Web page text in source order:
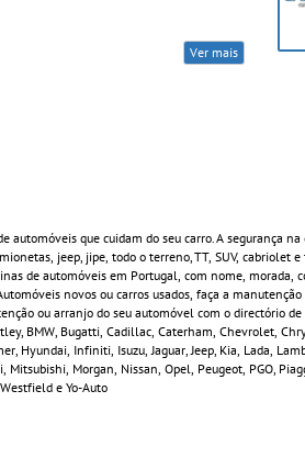
Ver mais
automóveis que cuidam do seu carro. A segurança
jeep, jipe, todo o terreno, TT, SUV,
de automóveis em Portugal, com nome, morada,
novos ou carros usados, faça a
ou arranjo do seu automóvel com o directório
BMW, Bugatti, Cadillac, Caterham, Chevrolet,
Hyundai, Infiniti, Isuzu, Jaguar, Jeep, Kia, Lada,
Mitsubishi, Morgan, Nissan, Opel, Peugeot, PGO,
e Yo-Auto